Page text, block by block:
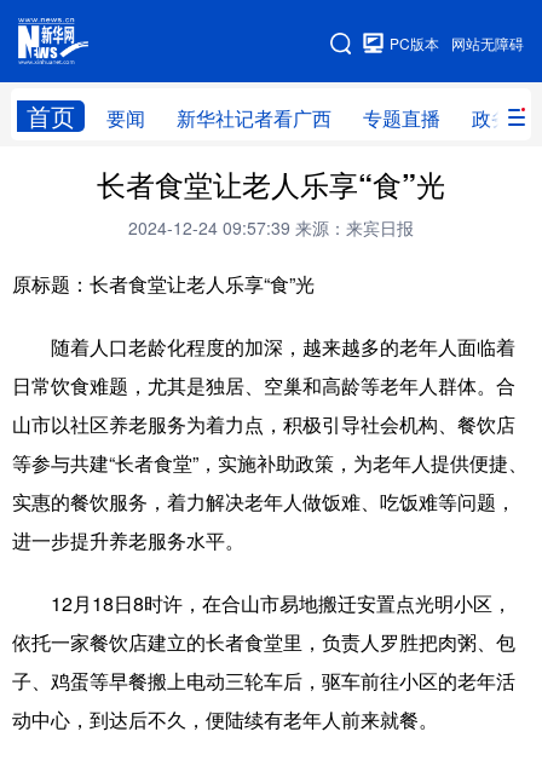
网站无障碍
PC版本
首页 要闻 新华社记者看广西 专题直播 政务信
网站地图
广西频道
新华社记者 专题直播
图片新闻 壮美广西
新华网导航
学习进行时 高层 时政 人事
国际 财经 网评 港澳
台湾 思客智库
健康 军事 访谈 视频
图片 中央文件 金融 汽车
食品 人居 信息化
长者食堂让老人乐享“食”光
2024-12-24 09:57:39 来源：来宾日报
原标题：长者食堂让老人乐享“食”光
随着人口老龄化程度的加深，越来越多的老年人面临着
日常饮食难题，尤其是独居、空巢和高龄等老年人群体。合
山市以社区养老服务为着力点，积极引导社会机构、餐饮店
等参与共建“长者食堂”，实施补助政策，为老年人提供便捷、
实惠的餐饮服务，着力解决老年人做饭难、吃饭难等问题，
进一步提升养老服务水平。
12月18日8时许，在合山市易地搬迁安置点光明小区，
依托一家餐饮店建立的长者食堂里，负责人罗胜把肉粥、包
子、鸡蛋等早餐搬上电动三轮车后，驱车前往小区的老年活
动中心，到达后不久，便陆续有老年人前来就餐。